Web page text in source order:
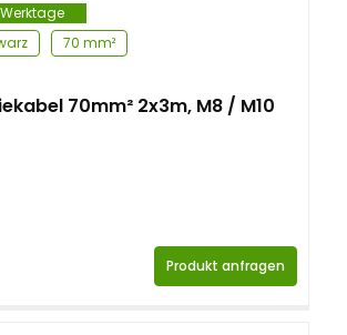
70 mm²
70mm² 2x3m, M8 / M10
Produkt anfragen